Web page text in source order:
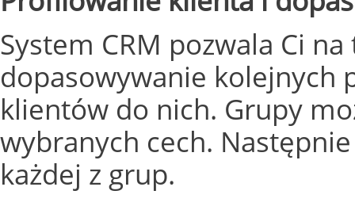
System CRM pozwala Ci
dopasowywanie kolejnych
klientów do nich. Grupy
wybranych cech.
każdej z grup.